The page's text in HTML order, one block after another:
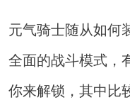
元气骑士随从如何
全面的战斗模式，
你来解锁，其中比